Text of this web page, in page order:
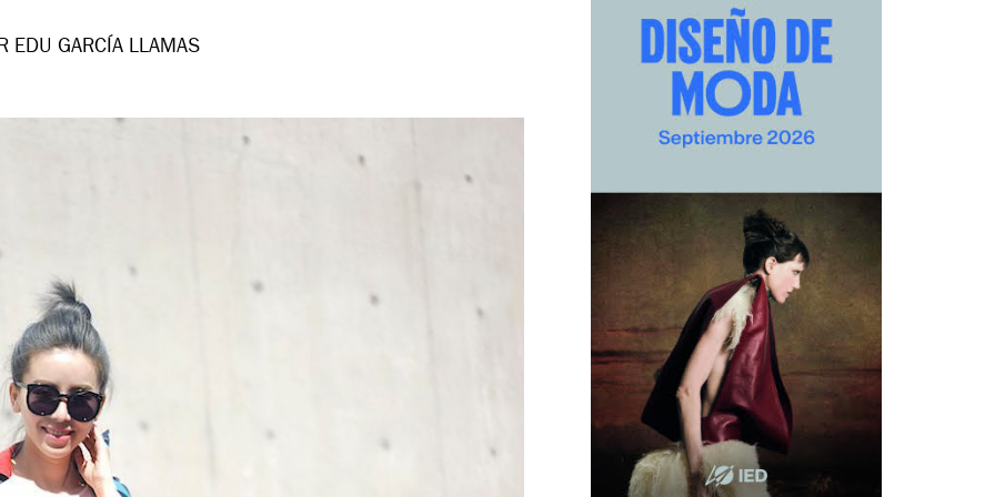
EDU GARCÍA LLAMAS